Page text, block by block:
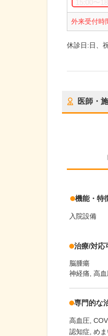
外来受付時
休診日:日、
医師・
機能・特
入院設備
治療/対応
脳腫瘍
神経痛, 高
専門的な
高血圧
認知症 め